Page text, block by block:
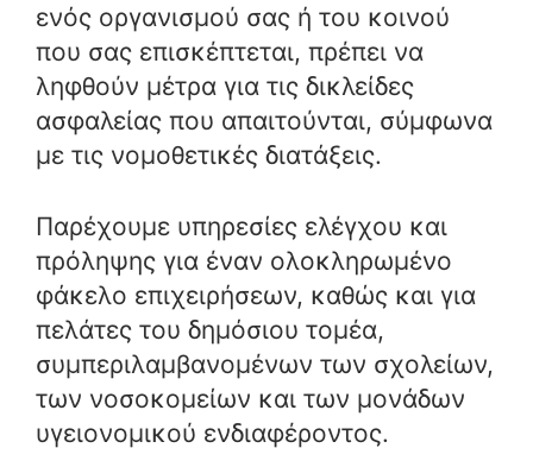
ενός οργανισμού σας ή του κοινού
που σας επισκέπτεται, πρέπει να
ληφθούν μέτρα για τις δικλείδες
ασφαλείας που απαιτούνται, σύμφωνα
με τις νομοθετικές διατάξεις.
Παρέχουμε υπηρεσίες ελέγχου και
πρόληψης για έναν ολοκληρωμένο
φάκελο επιχειρήσεων, καθώς και για
πελάτες του δημόσιου τομέα,
συμπεριλαμβανομένων των σχολείων,
των νοσοκομείων και των μονάδων
υγειονομικού ενδιαφέροντος.